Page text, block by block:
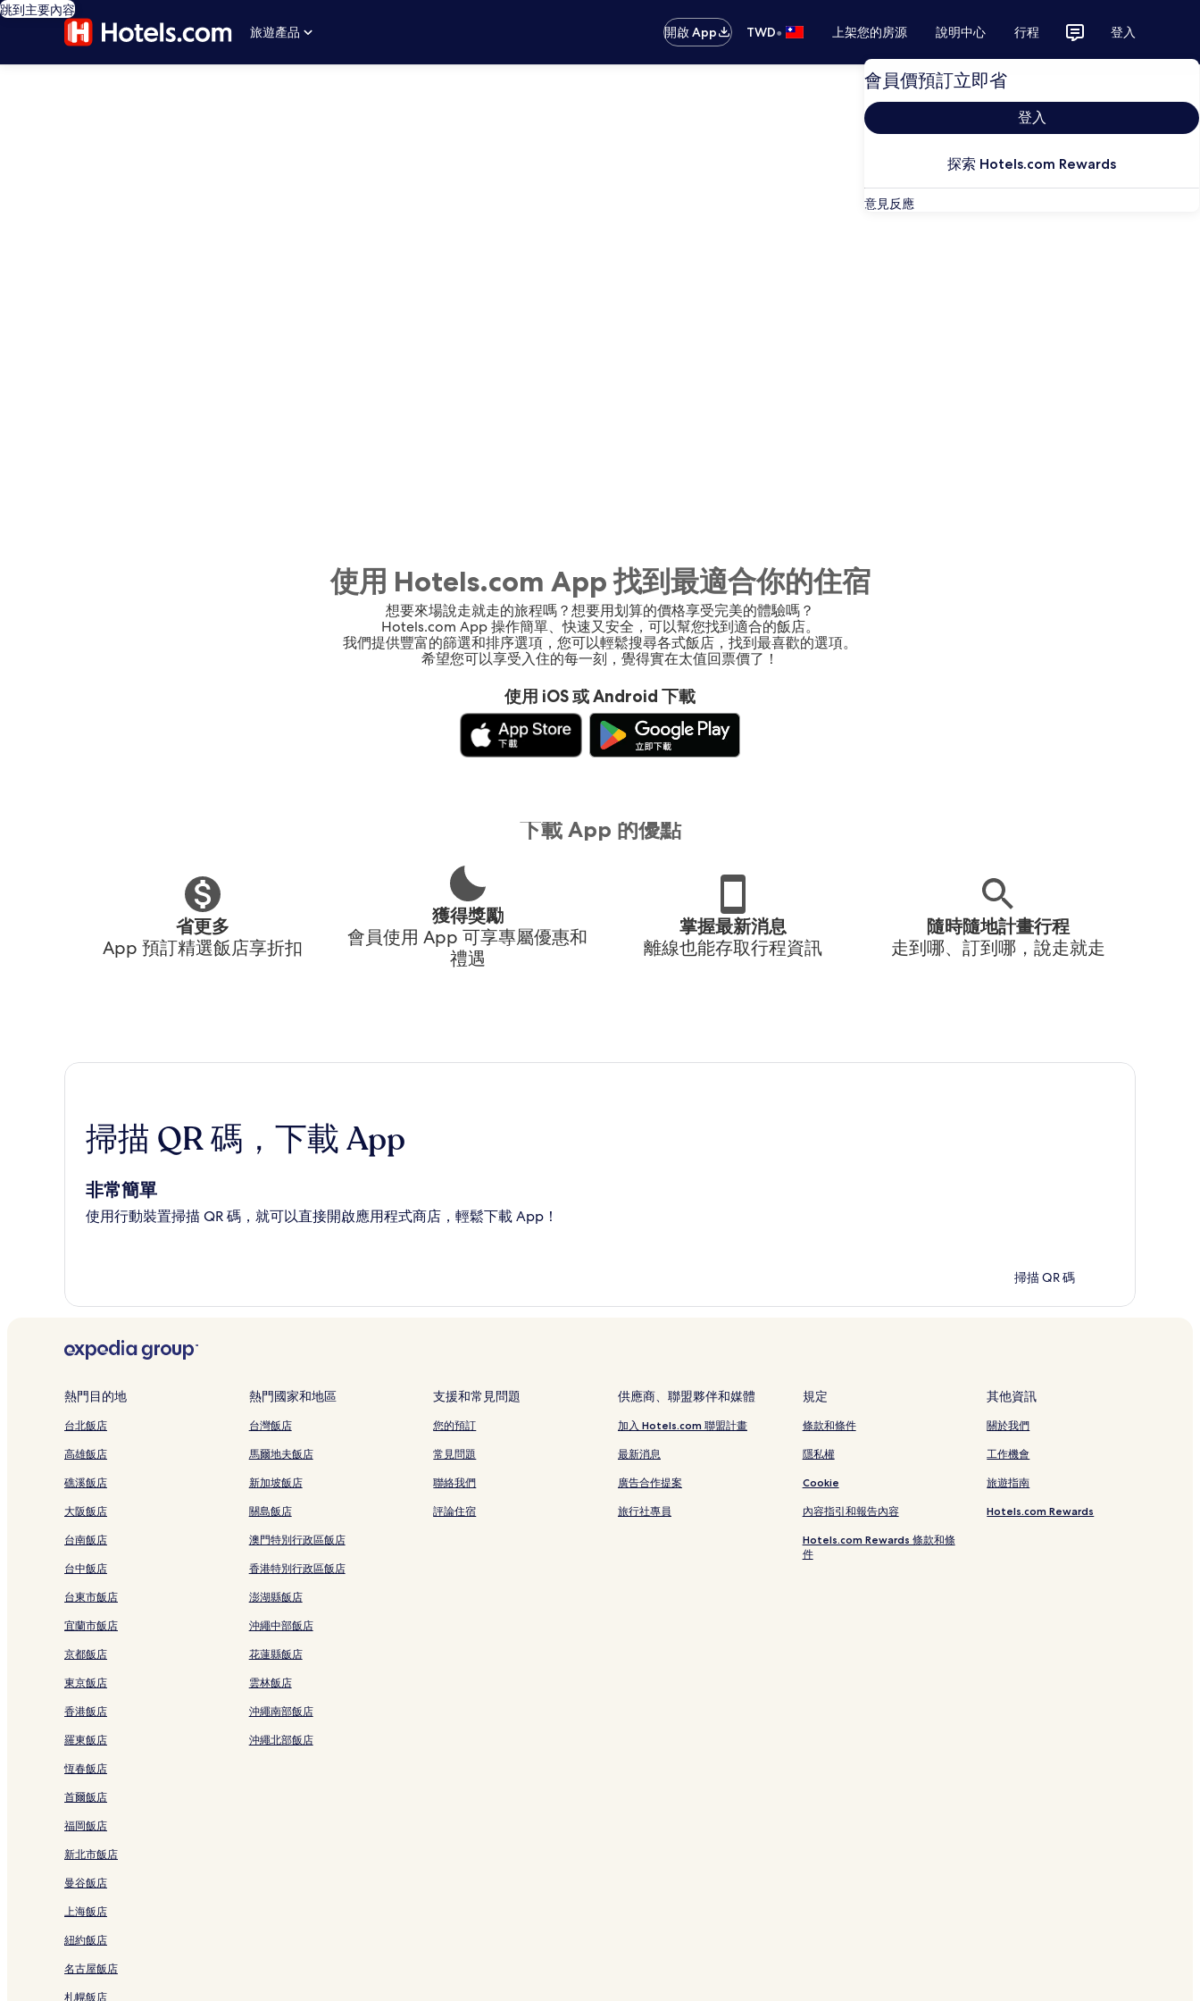
跳到主要內容
旅遊產品
開啟 App TWD• 上架您的房源 說明中心 行程 登入
會員價預訂立即省
登入
探索 Hotels.com Rewards
意見反應
使用 Hotels.com App 找到最適合你的住宿
想要來場說走就走的旅程嗎？想要用划算的價格享受完美的體驗嗎？
Hotels.com App 操作簡單、快速又安全，可以幫您找到適合的飯店。
我們提供豐富的篩選和排序選項，您可以輕鬆搜尋各式飯店，找到最喜歡的選項。
希望您可以享受入住的每一刻，覺得實在太值回票價了！
使用 iOS 或 Android 下載
下載 App 的優點
省更多
App 預訂精選飯店享折扣
獲得獎勵
會員使用 App 可享專屬優惠和
禮遇
掌握最新消息
離線也能存取行程資訊
隨時隨地計畫行程
走到哪、訂到哪，說走就走
掃描 QR 碼，下載 App
非常簡單
使用行動裝置掃描 QR 碼，就可以直接開啟應用程式商店，輕鬆下載 App！
掃描 QR 碼
熱門目的地
台北飯店
高雄飯店
礁溪飯店
大阪飯店
台南飯店
台中飯店
台東市飯店
宜蘭市飯店
京都飯店
東京飯店
香港飯店
羅東飯店
恆春飯店
首爾飯店
福岡飯店
新北市飯店
曼谷飯店
上海飯店
紐約飯店
名古屋飯店
札幌飯店
熱門國家和地區
台灣飯店
馬爾地夫飯店
新加坡飯店
關島飯店
澳門特別行政區飯店
香港特別行政區飯店
澎湖縣飯店
沖繩中部飯店
花蓮縣飯店
雲林飯店
沖繩南部飯店
沖繩北部飯店
支援和常見問題
您的預訂
常見問題
聯絡我們
評論住宿
供應商、聯盟夥伴和媒體
加入 Hotels.com 聯盟計畫
最新消息
廣告合作提案
旅行社專員
規定
條款和條件
隱私權
Cookie
內容指引和報告內容
Hotels.com Rewards 條款和條
件
其他資訊
關於我們
工作機會
旅遊指南
Hotels.com Rewards